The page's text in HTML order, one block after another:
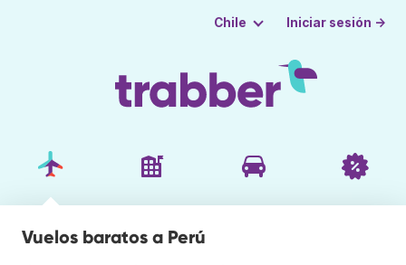
Chile Iniciar sesión →
Vuelos baratos a Perú